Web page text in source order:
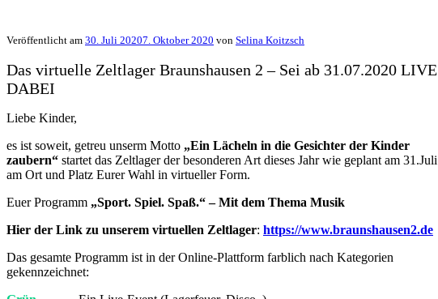
Veröffentlicht am 30. Juli 20207. Oktober 2020 von Selina Koitzsch
Das virtuelle Zeltlager Braunshausen 2 – Sei ab 31.07.2020 LIVE
DABEI
Liebe Kinder,
es ist soweit, getreu unserm Motto „Ein Lächeln in die Gesichter der Kinder
zaubern“ startet das Zeltlager der besonderen Art dieses Jahr wie geplant am 31.Juli
am Ort und Platz Eurer Wahl in virtueller Form.
Euer Programm „Sport. Spiel. Spaß.“ – Mit dem Thema Musik
Hier der Link zu unserem virtuellen Zeltlager: https://www.braunshausen2.de
Das gesamte Programm ist in der Online-Plattform farblich nach Kategorien
gekennzeichnet: